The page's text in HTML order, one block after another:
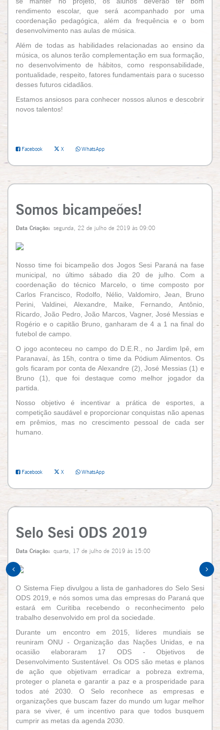
rendimento escolar, que será acompanhado por uma
coordenação pedagógica, além da frequência e o bom
desenvolvimento nas aulas de música.
Além de todas as habilidades relacionadas ao ensino da
música, os alunos terão complementação em sua formação,
no desenvolvimento de hábitos, como responsabilidade,
pontualidade, respeito, fatores fundamentais para o sucesso
desses futuros cidadãos.
Estamos ansiosos para conhecer nossos alunos e descobrir
novos talentos!
Facebook X WhatsApp
Somos bicampeões!
Data Criação: segunda, 22 de julho de 2019 às 09:00
Nosso time foi bicampeão dos Jogos Sesi Paraná na fase
municipal, no último sábado dia 20 de julho. Com a
coordenação do técnico Marcelo, o time composto por
Carlos Francisco, Rodolfo, Nélio, Valdomiro, Jean, Bruno
Perini, Valdinei, Alexandre, Maike, Fernando, Antônio,
Ricardo, João Pedro, João Marcos, Vagner, José Messias e
Rogério e o capitão Bruno, ganharam de 4 a 1 na final do
futebol de campo.
O jogo aconteceu no campo do D.E.R., no Jardim Ipê, em
Paranavaí, às 15h, contra o time da Pódium Alimentos. Os
gols ficaram por conta de Alexandre (2), José Messias (1) e
Bruno (1), que foi destaque como melhor jogador da
partida.
Nosso objetivo é incentivar a prática de esportes, a
competição saudável e proporcionar conquistas não apenas
em prêmios, mas no crescimento pessoal de cada ser
humano.
Facebook X WhatsApp
Selo Sesi ODS 2019
Data Criação: quarta, 17 de julho de 2019 às 15:00
O Sistema Fiep divulgou a lista de ganhadores do Selo Sesi
ODS 2019, e nós somos uma das empresas do Paraná que
estará em Curitiba recebendo o reconhecimento pelo
trabalho desenvolvido em prol da sociedade.
Durante um encontro em 2015, líderes mundiais se
reuniram ONU - Organização das Nações Unidas, e na
ocasião elaboraram 17 ODS - Objetivos de
Desenvolvimento Sustentável. Os ODS são metas e planos
de ação que objetivam erradicar a pobreza extrema,
proteger o planeta e garantir a paz e a prosperidade para
todos até 2030. O Selo reconhece as empresas e
organizações que buscam fazer do mundo um lugar melhor
para se viver, é um incentivo para que todos busquem
cumprir as metas da agenda 2030.